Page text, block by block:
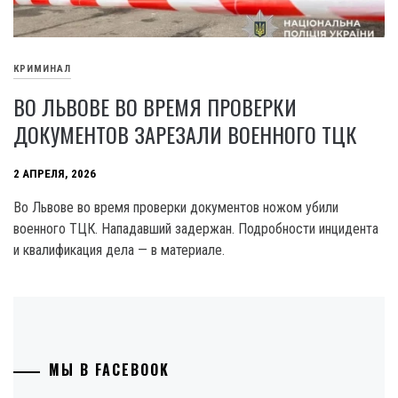
КРИМИНАЛ
ВО ЛЬВОВЕ ВО ВРЕМЯ ПРОВЕРКИ
ДОКУМЕНТОВ ЗАРЕЗАЛИ ВОЕННОГО ТЦК
2 АПРЕЛЯ, 2026
Во Львове во время проверки документов ножом убили
военного ТЦК. Нападавший задержан. Подробности инцидента
и квалификация дела — в материале.
МЫ В FACEBOOK